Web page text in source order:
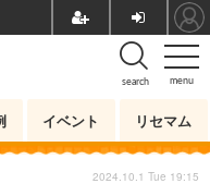
menu
search
イベント リセマム
2024.10.1 Tue 19:15